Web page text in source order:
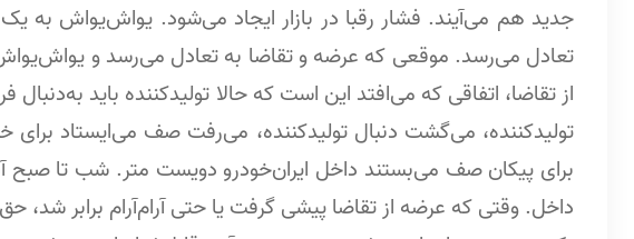
جدید هم می‌آیند. فشار رقبا در بازار ایجاد می‌شود. یواش‌یواش به
تعادل می‌رسد. موقعی که عرضه و تقاضا به تعادل می‌رسد و
از تقاضا، اتفاقی که می‌افتد این است که حالا تولیدکننده باید به‌دنبال
تولیدکننده، می‌گشت دنبال تولیدکننده، می‌رفت صف می‌ایستاد
برای پیکان صف می‌بستند داخل ایران‌خودرو دویست متر. شب تا صبح
داخل. وقتی که عرضه از تقاضا پیشی گرفت یا حتی آرام‌آرام برابر شد،